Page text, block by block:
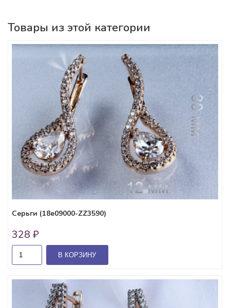
Товары из этой категории
Серьги (18e09000-ZZ3590)
328 ₽
В КОРЗИНУ